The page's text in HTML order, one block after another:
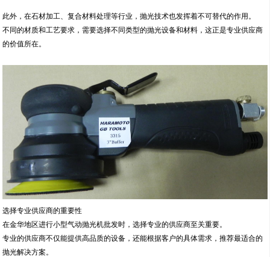
此外，在石材加工、复合材料处理等行业，抛光技术也发挥着不可替代的作用。
不同的材质和工艺要求，需要选择不同类型的抛光设备和材料，这正是专业供应商
的价值所在。
选择专业供应商的重要性
在金华地区进行小型气动抛光机批发时，选择专业的供应商至关重要。
专业的供应商不仅能提供高品质的设备，还能根据客户的具体需求，推荐最适合的
抛光解决方案。